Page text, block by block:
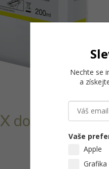
do Epson SC-
Nechte se
a
Vaše
Apple